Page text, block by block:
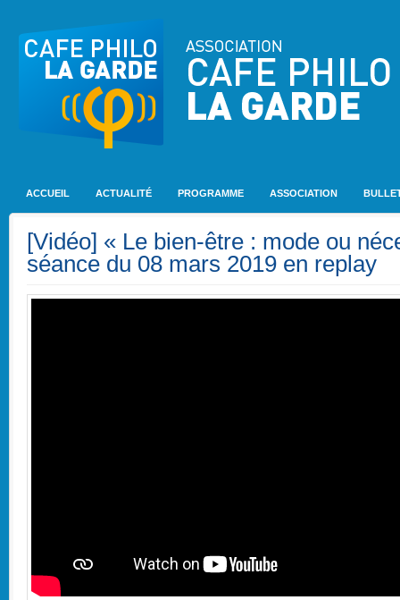
ACCUEIL ACTUALITÉ PROGRAMME ASSOCIATION
[Vidéo] « Le bien-être : mode ou
séance du 08 mars 2019 en replay